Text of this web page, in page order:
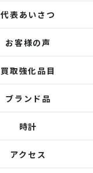
代表あいさつ
お客様の声
買取強化品目
ブランド品
時計
アクセス